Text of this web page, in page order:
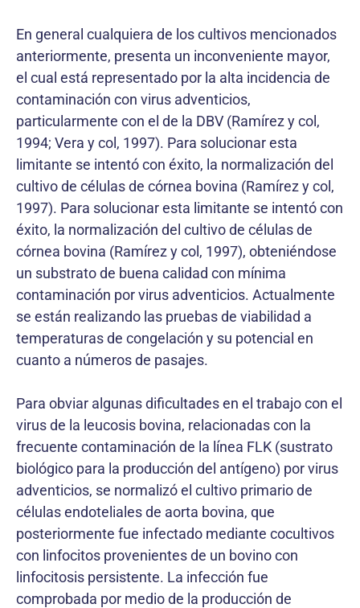
En general cualquiera de los cultivos mencionados
anteriormente, presenta un inconveniente mayor,
el cual está representado por la alta incidencia de
contaminación con virus adventicios,
particularmente con el de la DBV (Ramírez y col,
1994; Vera y col, 1997). Para solucionar esta
limitante se intentó con éxito, la normalización del
cultivo de células de córnea bovina (Ramírez y col,
1997). Para solucionar esta limitante se intentó con
éxito, la normalización del cultivo de células de
córnea bovina (Ramírez y col, 1997), obteniéndose
un substrato de buena calidad con mínima
contaminación por virus adventicios. Actualmente
se están realizando las pruebas de viabilidad a
temperaturas de congelación y su potencial en
cuanto a números de pasajes.
Para obviar algunas dificultades en el trabajo con el
virus de la leucosis bovina, relacionadas con la
frecuente contaminación de la línea FLK (sustrato
biológico para la producción del antígeno) por virus
adventicios, se normalizó el cultivo primario de
células endoteliales de aorta bovina, que
posteriormente fue infectado mediante cocultivos
con linfocitos provenientes de un bovino con
linfocitosis persistente. La infección fue
comprobada por medio de la producción de